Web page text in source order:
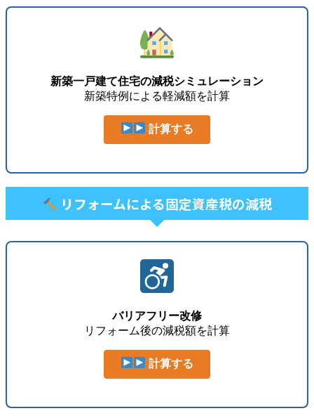
新築一戸建て住宅の減税シミュレーション
新築特例による軽減額を計算
計算する
リフォームによる固定資産税の減税
バリアフリー改修
リフォーム後の減税額を計算
計算する